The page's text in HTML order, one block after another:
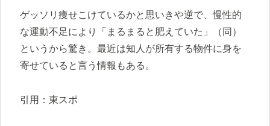
ゲッソリ痩せこけているかと思いきや逆で、慢性的
な運動不足により「まるまると肥えていた」（同）
というから驚き。最近は知人が所有する物件に身を
寄せていると言う情報もある。
引用：東スポ